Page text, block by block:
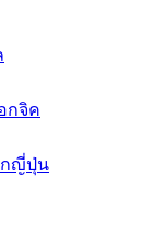
กจิค
กญี่ปุ่น